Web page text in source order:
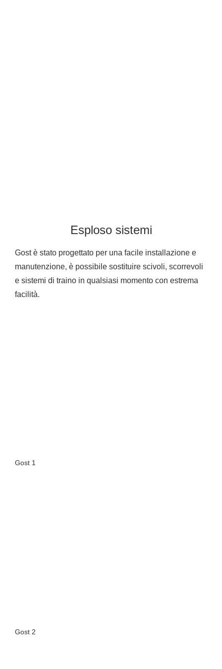
Esploso sistemi
Gost è stato progettato per una facile installazione e
manutenzione, è possibile sostituire scivoli, scorrevoli
e sistemi di traino in qualsiasi momento con estrema
facilità.
Gost 1
Gost 2